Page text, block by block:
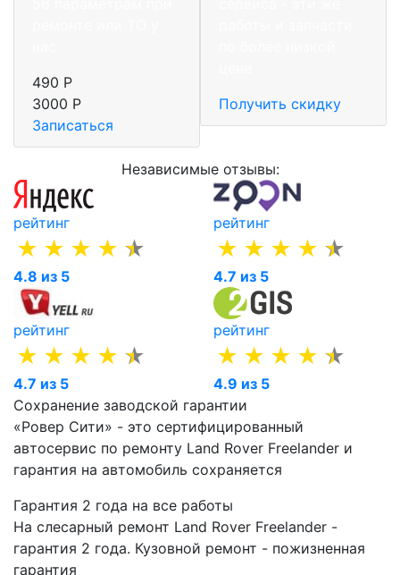
490 Р
3000 Р
Записаться
Получить скидку
Независимые отзывы:
рейтинг
4.8 из 5
рейтинг
4.7 из 5
рейтинг
4.7 из 5
рейтинг
4.9 из 5
Сохранение заводской гарантии
«Ровер Сити» - это сертифицированный
автосервис по ремонту Land Rover Freelander и
гарантия на автомобиль сохраняется
Гарантия 2 года на все работы
На слесарный ремонт Land Rover Freelander -
гарантия 2 года. Кузовной ремонт - пожизненная
гарантия